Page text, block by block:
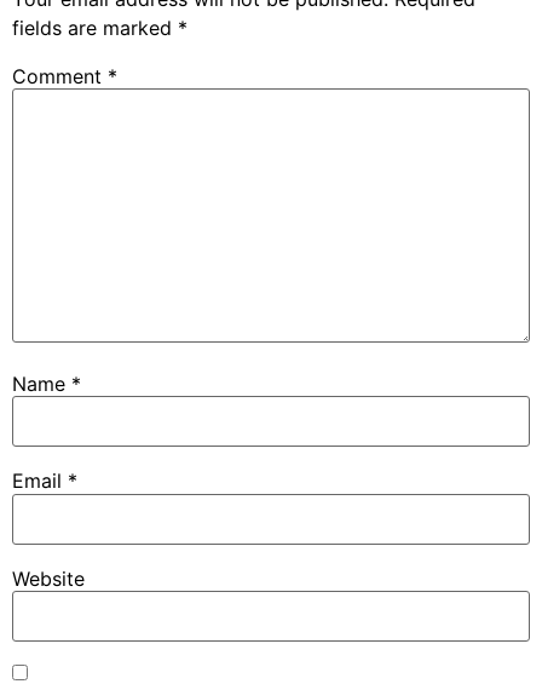
fields are marked *
Comment *
Name *
Email *
Website